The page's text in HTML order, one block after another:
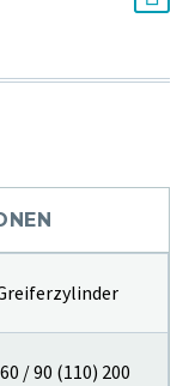
/ 90 (110) 200